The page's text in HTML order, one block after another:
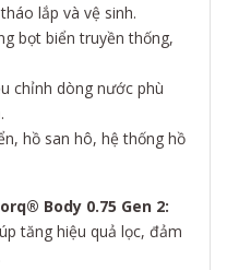
lắp và vệ sinh.
bọt biển truyền thống,
chỉnh dòng nước phù
hồ san hô, hệ thống hồ
Body 0.75 Gen 2:
tăng hiệu quả lọc, đảm